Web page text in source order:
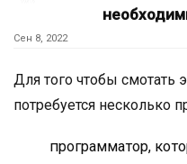
Сен 8, 2022
Для того чтобы смотать
потребуется несколько
программатор,